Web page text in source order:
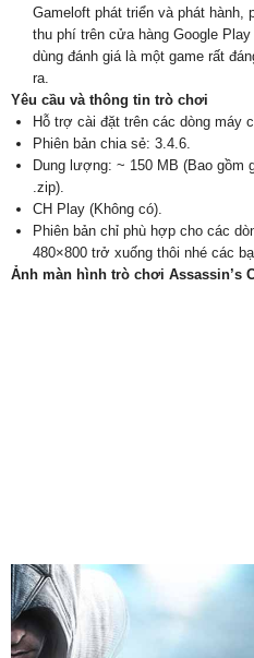
Gameloft phát triển và phát
thu phí trên cửa hàng Google
dùng đánh giá là một game rất
ra.
Yêu cầu và thông tin trò chơi
Hỗ trợ cài đặt trên các dòng máy
Phiên bản chia sẻ: 3.4.6.
Dung lượng: ~ 150 MB (Bao gồm
.zip).
CH Play (Không có).
Phiên bản chỉ phù hợp cho các
480×800 trở xuống thôi nhé các
Ảnh màn hình trò chơi Assassin’s